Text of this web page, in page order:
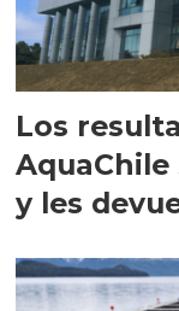
Los
y les